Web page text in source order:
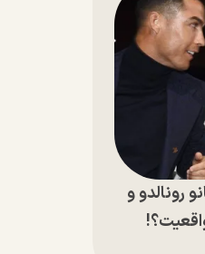
رونالدو و